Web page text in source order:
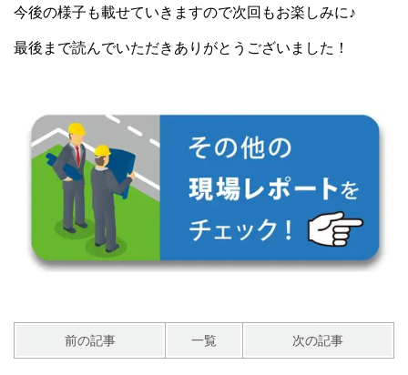
今後の様子も載せていきますので次回もお楽しみに♪
最後まで読んでいただきありがとうございました！
前の記事 一覧 次の記事